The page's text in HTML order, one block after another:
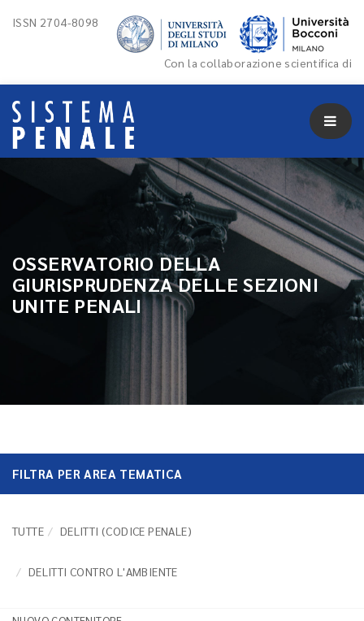
ISSN 2704-8098
Con la collaborazione scientifica di
OSSERVATORIO DELLA
GIURISPRUDENZA DELLE SEZIONI
UNITE PENALI
FILTRA PER AREA TEMATICA
TUTTE DELITTI (CODICE PENALE)
DELITTI CONTRO L'AMBIENTE